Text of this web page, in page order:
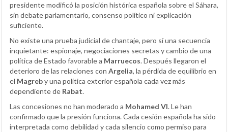
presidente modificó la posición histórica española sobre el Sáhara,
sin debate parlamentario, consenso político ni explicación
suficiente.
No existe una prueba judicial de chantaje, pero sí una secuencia
inquietante: espionaje, negociaciones secretas y cambio de una
política de Estado favorable a Marruecos. Después llegaron el
deterioro de las relaciones con Argelia, la pérdida de equilibrio en
el Magreby una política exterior española cada vez más
dependiente de Rabat.
Las concesiones no han moderado a Mohamed VI. Le han
confirmado que la presión funciona. Cada cesión española ha sido
interpretada como debilidad y cada silencio como permiso para